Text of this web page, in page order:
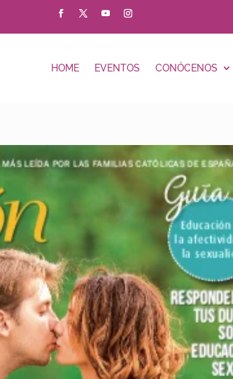
HOME EVENTOS CONÓCENOS